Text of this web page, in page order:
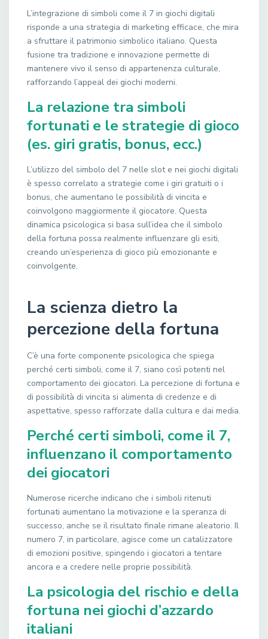
L’integrazione di simboli come il 7 in giochi digitali
risponde a una strategia di marketing efficace, che mira
a sfruttare il patrimonio simbolico italiano. Questa
fusione tra tradizione e innovazione permette di
mantenere vivo il senso di appartenenza culturale,
rafforzando l’appeal dei giochi moderni.
La relazione tra simboli
fortunati e le strategie di gioco
(es. giri gratis, bonus, ecc.)
L’utilizzo del simbolo del 7 nelle slot e nei giochi digitali
è spesso correlato a strategie come i giri gratuiti o i
bonus, che aumentano le possibilità di vincita e
coinvolgono maggiormente il giocatore. Questa
dinamica psicologica si basa sull’idea che il simbolo
della fortuna possa realmente influenzare gli esiti,
creando un’esperienza di gioco più emozionante e
coinvolgente.
La scienza dietro la
percezione della fortuna
C’è una forte componente psicologica che spiega
perché certi simboli, come il 7, siano così potenti nel
comportamento dei giocatori. La percezione di fortuna e
di possibilità di vincita si alimenta di credenze e di
aspettative, spesso rafforzate dalla cultura e dai media.
Perché certi simboli, come il 7,
influenzano il comportamento
dei giocatori
Numerose ricerche indicano che i simboli ritenuti
fortunati aumentano la motivazione e la speranza di
successo, anche se il risultato finale rimane aleatorio. Il
numero 7, in particolare, agisce come un catalizzatore
di emozioni positive, spingendo i giocatori a tentare
ancora e a credere nelle proprie possibilità.
La psicologia del rischio e della
fortuna nei giochi d’azzardo
italiani